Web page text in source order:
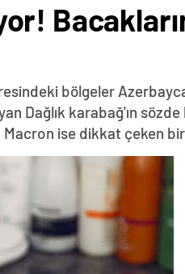
bölgeler
Dağlık karabağ'ın
ise dikkat çeken